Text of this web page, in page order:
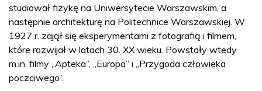
studiował fizykę na Uniwersytecie Warszawskim, a
następnie architekturę na Politechnice Warszawskiej. W
1927 r. zajął się eksperymentami z fotografią i filmem,
które rozwijał w latach 30. XX wieku. Powstały wtedy
m.in. filmy „Apteka”, „Europa” i „Przygoda człowieka
poczciwego”.